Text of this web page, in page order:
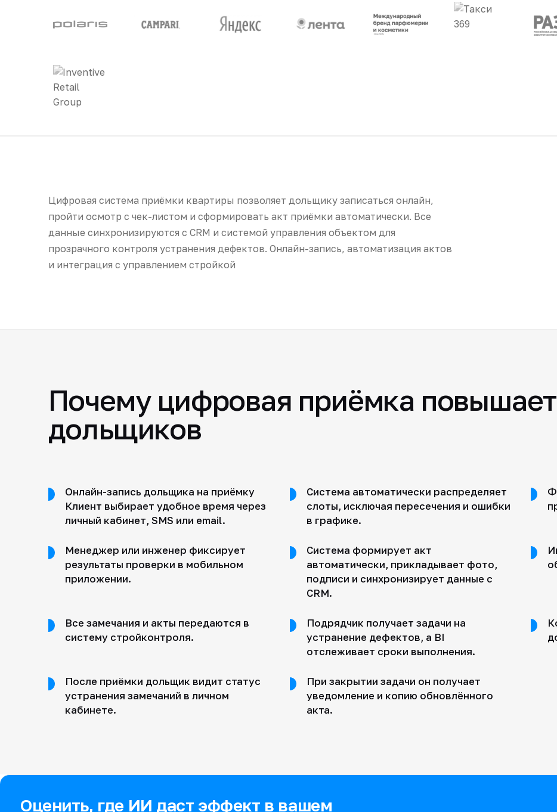
Цифровая система приёмки квартиры позволяет дольщику записаться онлайн,
пройти осмотр с чек-листом и сформировать акт приёмки автоматически. Все
данные синхронизируются с CRM и системой управления объектом для
прозрачного контроля устранения дефектов. Онлайн-запись, автоматизация актов
и интеграция с управлением стройкой
Почему цифровая приёмка
дольщиков
Онлайн-запись дольщика на приёмку
Клиент выбирает удобное время через
личный кабинет, SMS или email.
Система автоматически распределяет
слоты, исключая пересечения и ошибки
в графике.
Менеджер или инженер фиксирует
результаты проверки в мобильном
приложении.
Система формирует акт
автоматически, прикладывает фото,
подписи и синхронизирует данные с
CRM.
Все замечания и акты передаются в
систему стройконтроля.
Подрядчик получает задачи на
устранение дефектов, а BI
отслеживает сроки выполнения.
После приёмки дольщик видит статус
устранения замечаний в личном
кабинете.
При закрытии задачи он получает
уведомление и копию обновлённого
акта.
Оценить, где ИИ даст эффект в вашем